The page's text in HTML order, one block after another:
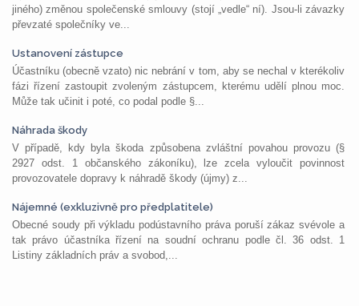
jiného) změnou společenské smlouvy (stojí „vedle“ ní). Jsou-li závazky
převzaté společníky ve...
Ustanovení zástupce
Účastníku (obecně vzato) nic nebrání v tom, aby se nechal v kterékoliv
fázi řízení zastoupit zvoleným zástupcem, kterému udělí plnou moc.
Může tak učinit i poté, co podal podle §...
Náhrada škody
V případě, kdy byla škoda způsobena zvláštní povahou provozu (§
2927 odst. 1 občanského zákoníku), lze zcela vyloučit povinnost
provozovatele dopravy k náhradě škody (újmy) z...
Nájemné (exkluzivně pro předplatitele)
Obecné soudy při výkladu podústavního práva poruší zákaz svévole a
tak právo účastníka řízení na soudní ochranu podle čl. 36 odst. 1
Listiny základních práv a svobod,...